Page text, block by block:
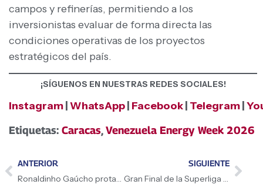
campos y refinerías, permitiendo a los
inversionistas evaluar de forma directa las
condiciones operativas de los proyectos
estratégicos del país.
¡SÍGUENOS EN NUESTRAS REDES SOCIALES!
Instagram WhatsApp Facebook Telegram
Etiquetas: Caracas,Venezuela Energy Week 2026
ANTERIOR
Ronaldinho Gaúcho protagoniza encuentro deportivo en Petare
SIGUIENTE
Gran Final de la Superliga Profesional Femenina inicia este 6 de junio